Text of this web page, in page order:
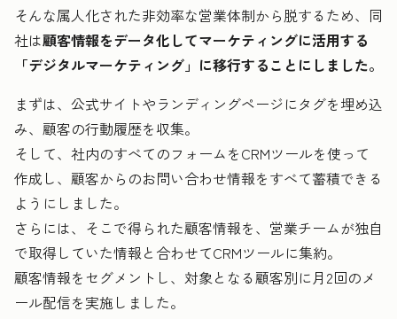
そんな属人化された非効率な営業体制から脱するため、同
社は顧客情報をデータ化してマーケティングに活用する
「デジタルマーケティング」に移行することにしました。
まずは、公式サイトやランディングページにタグを埋め込
み、顧客の行動履歴を収集。
そして、社内のすべてのフォームをCRMツールを使って
作成し、顧客からのお問い合わせ情報をすべて蓄積できる
ようにしました。
さらには、そこで得られた顧客情報を、営業チームが独自
で取得していた情報と合わせてCRMツールに集約。
顧客情報をセグメントし、対象となる顧客別に月2回のメ
ール配信を実施しました。